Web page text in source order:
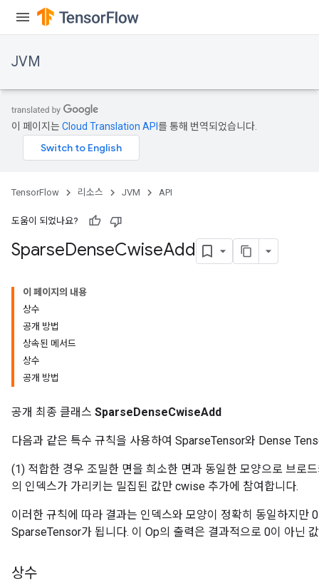
JVM
이 페이지는Cloud Translation API 를 통해 번역되었습니다.
TensorFlow 리소스 JVM API
도움이 되었나요?
SparseDenseCwiseAdd
이 페이지의 내용
상수
공개 방법
상속된 메서드
상수
공개 방법
공개 최종 클래스 SparseDenseCwiseAdd
다음과 같은 특수 규칙을 사용하여 SparseTensor와 Dense
(1) 적합한 경우 조밀한 면을 희소한 면과 동일한 모양으로 브로
의 인덱스가 가리키는 밀집된 값만 cwise 추가에 참여합니다.
이러한 규칙에 따라 결과는 인덱스와 모양이 정확히 동일하지만
SparseTensor가 됩니다. 이 Op의 출력은 결과적으로 0이 아닌
상수